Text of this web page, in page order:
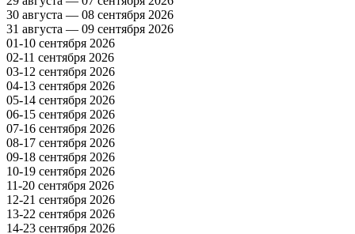
30 августа — 08 сентября 2026
31 августа — 09 сентября 2026
01-10 сентября 2026
02-11 сентября 2026
03-12 сентября 2026
04-13 сентября 2026
05-14 сентября 2026
06-15 сентября 2026
07-16 сентября 2026
08-17 сентября 2026
09-18 сентября 2026
10-19 сентября 2026
11-20 сентября 2026
12-21 сентября 2026
13-22 сентября 2026
14-23 сентября 2026